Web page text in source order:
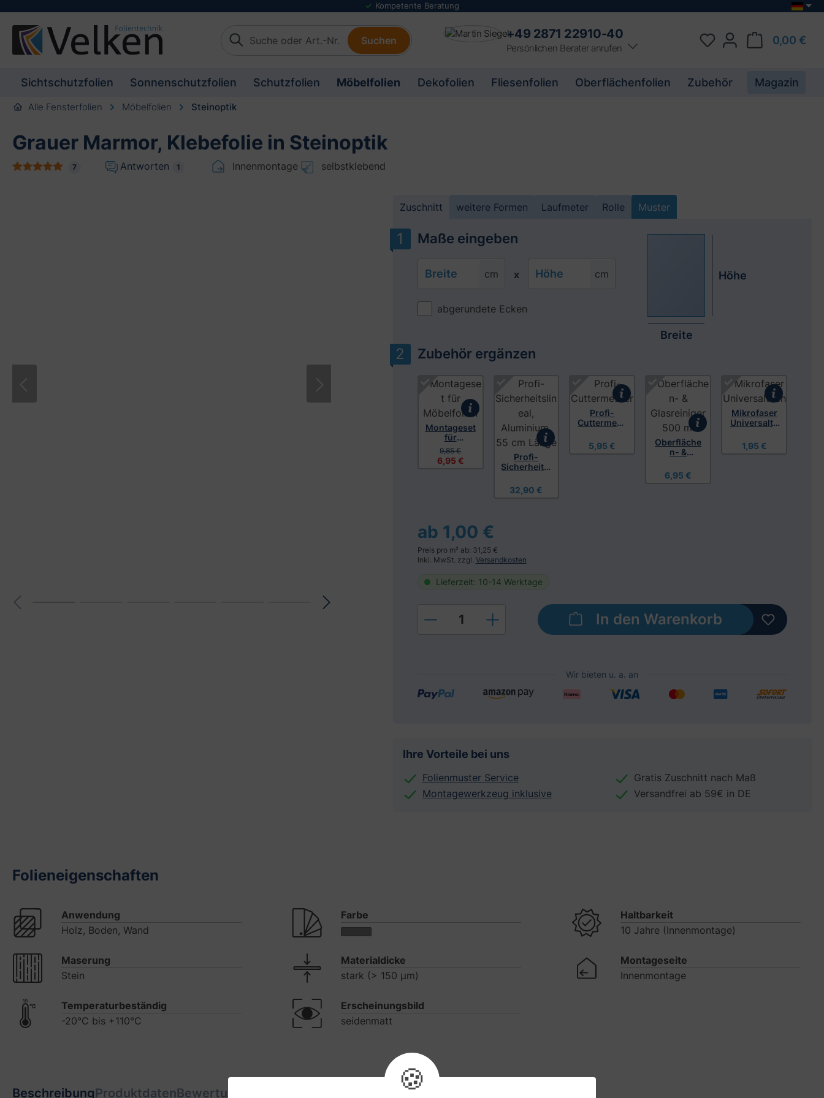
springen Zur Beschreibung springen
Folienmuster Service
Suchen +49 2871 22910-40
Persönlichen Berater anrufen
0,00 €
Sichtschutzfolien Sonnenschutzfolien Schutzfolien Möbelfolien Dekofolien Fliesenfolien Oberflächenfolien Zubehör Magazin
Alle Fensterfolien Möbelfolien Steinoptik
Grauer Marmor, Klebefolie in Steinoptik
7 Antworten 1 Innenmontage selbstklebend
Zuschnitt weitere Formen Laufmeter Rolle Muster
Maße eingeben
Höhe cm
Breite cm x
abgerundete Ecken
Höhe
Breite
Zubehör ergänzen
Montageset
für
Möbelfolien
6,95 €
9,85 €
Profi-
Sicherheitsl
Aluminium,
55 cm
32,90 €
Profi-
Cuttermess
5,95 €
Oberfläche
n- &
r 500 ml
6,95 €
Mikrofaser
Universaltu
1,95 €
ab 1,00 €
Preis pro m² ab: 31,25 €
Inkl. MwSt. zzgl. Versandkosten
Lieferzeit: 10-14 Werktage
Produkt Anzahl: Gib den gewünschten Wert ein oder
In den Warenkorb
Ihre Vorteile bei uns
Folienmuster Service
Gratis Zuschnitt nach Maß
Montagewerkzeug inklusive
Versandfrei ab 59€ in DE
Folieneigenschaften
Anwendung
Holz, Boden, Wand
Farbe
Haltbarkeit
10 Jahre (Innenmontage)
Maserung
Stein
Materialdicke
stark (> 150 µm)
Montageseite
Innenmontage
Temperaturbeständig
-20°C bis +110°C
Erscheinungsbild
seidenmatt
BeschreibungProduktdatenBewertungen 🍪